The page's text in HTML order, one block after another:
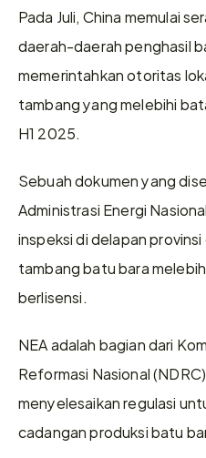
Pada Juli, China memulai
daerah-daerah penghasil
memerintahkan otoritas
tambang yang melebihi
H1 2025.
Sebuah dokumen yang
Administrasi Energi
inspeksi di delapan
tambang batu bara
berlisensi.
NEA adalah bagian dari
Reformasi Nasional
menyelesaikan regulasi
cadangan produksi batu